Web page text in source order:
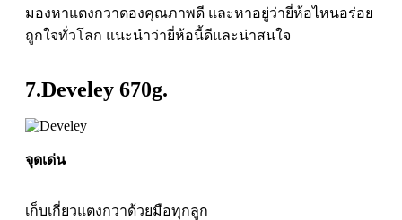
มองหาแตงกวาดองคุณภาพดี และหาอยู่ว่ายี่ห้อไหนอร่อย
ถูกใจทั่วโลก แนะนำว่ายี่ห้อนี้ดีและน่าสนใจ
7.Develey 670g.
จุดเด่น
เก็บเกี่ยวแตงกวาด้วยมือทุกลูก